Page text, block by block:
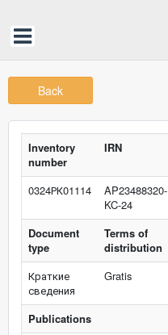
Back
Inventory
number
IRN
0324РК01114
AP23488320-
KC-24
Document
type
Terms of
distribution
Краткие
сведения
Gratis
Publications